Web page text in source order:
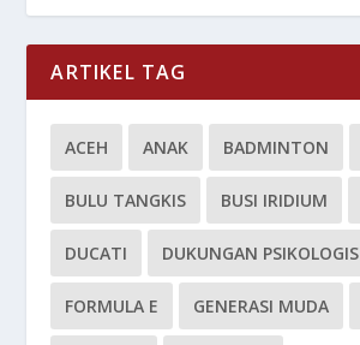
ARTIKEL TAG
ACEH ANAK BADMINTON
BULU TANGKIS BUSI IRIDIUM
DUCATI DUKUNGAN PSIKOLOGIS
FORMULA E GENERASI MUDA